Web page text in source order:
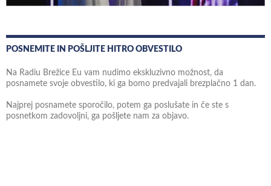
POSNEMITE IN POŠLJITE HITRO OBVESTILO
Na Radiu Brežice Eu vam nudimo ekskluzivno možnost, da
posnamete svoje obvestilo, ki ga bomo predvajali brezplačno 1 dan.
Najprej posnamete sporočilo, potem ga poslušate in če ste s
posnetkom zadovoljni, ga pošljete nam za objavo.